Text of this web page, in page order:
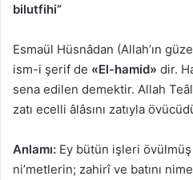
bilutfihi”
Esmaül Hüsnâdan (Allah’ın
ism-i şerif de «El-hamid» dir.
sena edilen demektir. Allah
zatı ecelli âlâsını zatıyla
Anlamı: Ey bütün işleri
ni’metlerin; zahirî ve batını